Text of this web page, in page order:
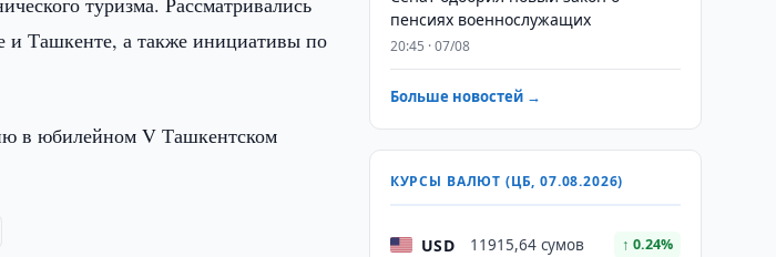
и Ташкенте, а также инициативы по
в юбилейном V Ташкентском
пенсиях военнослужащих
20:45 · 07/08
Больше новостей →
КУРСЫ ВАЛЮТ (ЦБ, 07.08.2026)
USD 11915,64 сумов ↑ 0.24%